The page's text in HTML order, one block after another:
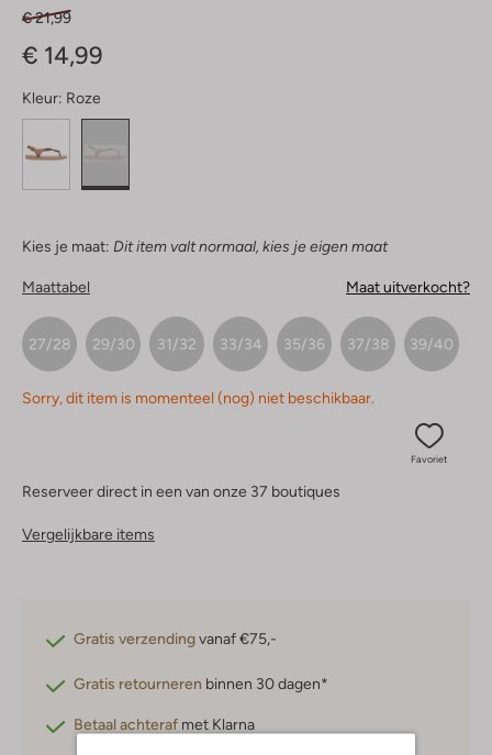
€ 21,99
€ 14,99
Kleur: Roze
Kies je maat: Dit item valt normaal, kies je eigen maat
Maattabel Maat uitverkocht?
27/28 29/30 31/32 33/34 35/36 37/38 39/40
Sorry, dit item is momenteel (nog) niet beschikbaar.
Favoriet
Reserveer direct in een van onze 37 boutiques
Vergelijkbare items
Gratis verzendingvanaf €75,-
Gratis retourneren binnen 30 dagen*
Betaal achteraf met Klarna